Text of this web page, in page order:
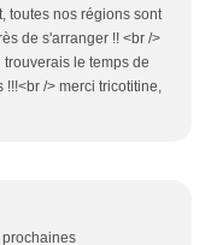
toutes nos régions sont
de s'arranger !! <br />
le temps de
!!!<br /> merci tricotitine,
prochaines